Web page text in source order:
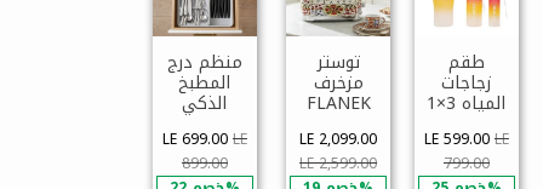
طقم
زجاجات
المياه 3×1
LE 599.00LE
799.00
توستر
مزخرف
FLANEK
LE 2,099.00
LE 2,599.00
منظم درج
المطبخ
الذكي
LE 699.00LE
899.00